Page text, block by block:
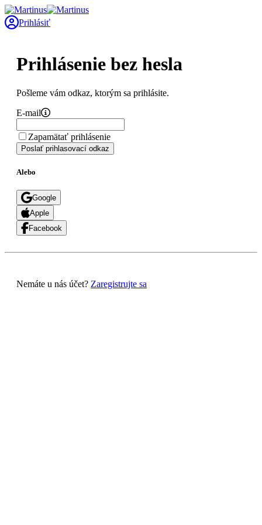
Prihlásiť
Prihlásenie bez hesla
Pošleme vám odkaz, ktorým sa prihlásite.
E-mail
Zapamätať prihlásenie
Poslať prihlasovací odkaz
Alebo
Google
Apple
Facebook
Nemáte u nás účet? Zaregistrujte sa